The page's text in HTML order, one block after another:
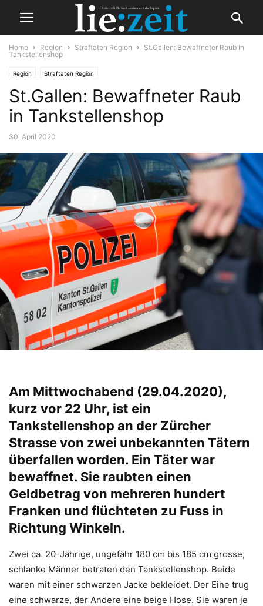
Home Region Straftaten Region
St.Gallen: Bewaffneter Raub in
Tankstellenshop
Region Straftaten Region
St.Gallen: Bewaffneter Raub
in Tankstellenshop
30. April 2020
Am Mittwochabend (29.04.2020),
kurz vor 22 Uhr, ist ein
Tankstellenshop an der Zürcher
Strasse von zwei unbekannten Tätern
überfallen worden. Ein Täter war
bewaffnet. Sie raubten einen
Geldbetrag von mehreren hundert
Franken und flüchteten zu Fuss in
Richtung Winkeln.
Zwei ca. 20-Jährige, ungefähr 180 cm bis 185 cm grosse,
schlanke Männer betraten den Tankstellenshop. Beide
waren mit einer schwarzen Jacke bekleidet. Der Eine trug
eine schwarze, der Andere eine beige Hose. Sie waren je